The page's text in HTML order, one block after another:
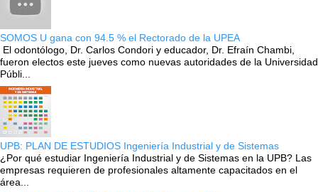
SOMOS U gana con 94.5 % el Rectorado de la UPEA
El odontólogo, Dr. Carlos Condori y educador, Dr. Efraín Chambi,
fueron electos este jueves como nuevas autoridades de la Universidad
Públi...
UPB: PLAN DE ESTUDIOS Ingeniería Industrial y de Sistemas
¿Por qué estudiar Ingeniería Industrial y de Sistemas en la UPB? Las
empresas requieren de profesionales altamente capacitados en el
área...